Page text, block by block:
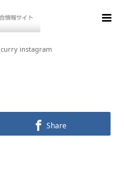
curry instagram
Share